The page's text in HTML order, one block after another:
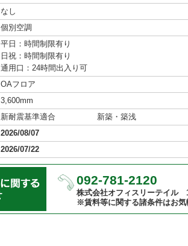
なし
個別空調
平日：時間制限有り
日祝：時間制限有り
通用口：24時間出入り可
OAフロア
3,600mm
新耐震基準適合
新築・築浅
2026/08/07
2026/07/22
092-781-2120
株式会社オフィスリーテイル
※賃料等に関する諸条件はお